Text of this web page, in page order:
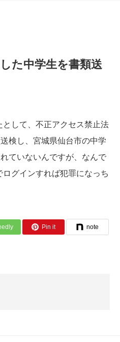
た中学生を書類送
として、不正アクセス禁止法
検し、宮城県仙台市の中学
ていないんですが、なんで
グインすれば犯罪になっち
Pin it note